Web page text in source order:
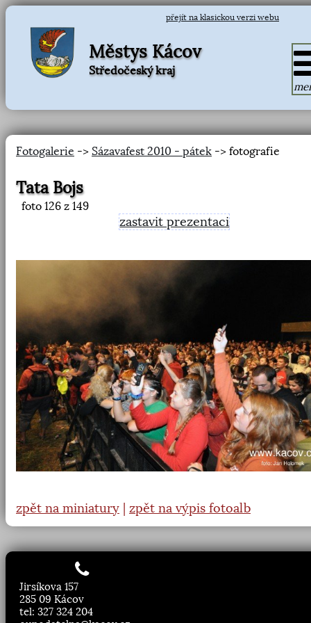
přejít na klasickou verzi webu
Městys Kácov
Středočeský kraj
Fotogalerie -> Sázavafest 2010 - pátek -> fotografie
Tata Bojs
foto 126 z 149
zastavit prezentaci
zpět na miniatury zpět na výpis fotoalb
Jirsíkova 157
285 09 Kácov
tel: 327 324 204